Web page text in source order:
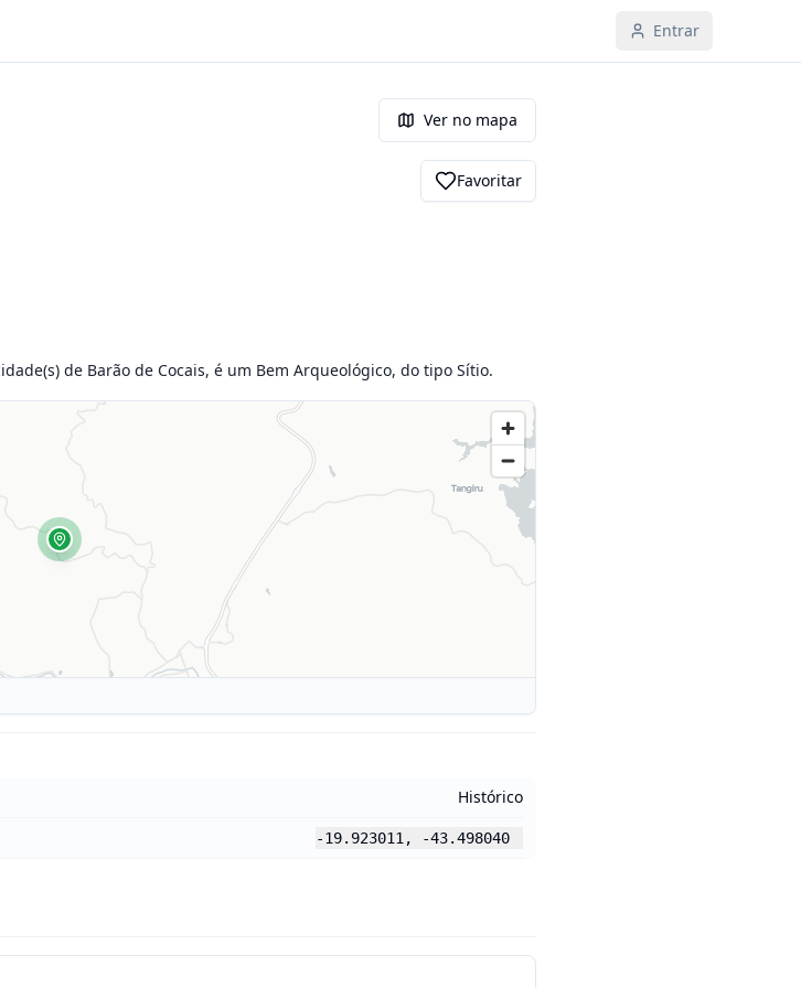
Entrar
Ver no mapa
Favoritar
de Barão de Cocais, é um Bem Arqueológico, do tipo Sítio.
Histórico
-19.923011 , -43.498040